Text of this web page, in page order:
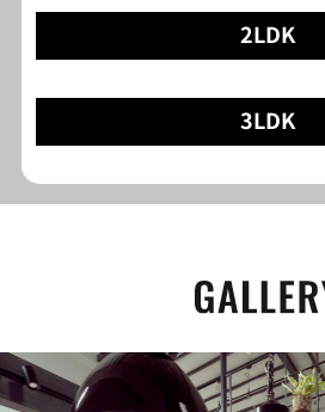
2LDK
3LDK